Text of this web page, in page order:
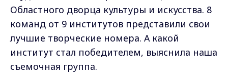
Областного дворца культуры и искусства. 8
команд от 9 институтов представили свои
лучшие творческие номера. А какой
институт стал победителем, выяснила наша
съемочная группа.